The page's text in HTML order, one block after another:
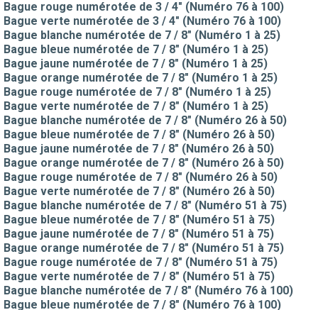
Bague rouge numérotée de 3 / 4" (Numéro 76 à 100)
Bague verte numérotée de 3 / 4" (Numéro 76 à 100)
Bague blanche numérotée de 7 / 8" (Numéro 1 à 25)
Bague bleue numérotée de 7 / 8" (Numéro 1 à 25)
Bague jaune numérotée de 7 / 8" (Numéro 1 à 25)
Bague orange numérotée de 7 / 8" (Numéro 1 à 25)
Bague rouge numérotée de 7 / 8" (Numéro 1 à 25)
Bague verte numérotée de 7 / 8" (Numéro 1 à 25)
Bague blanche numérotée de 7 / 8" (Numéro 26 à 50)
Bague bleue numérotée de 7 / 8" (Numéro 26 à 50)
Bague jaune numérotée de 7 / 8" (Numéro 26 à 50)
Bague orange numérotée de 7 / 8" (Numéro 26 à 50)
Bague rouge numérotée de 7 / 8" (Numéro 26 à 50)
Bague verte numérotée de 7 / 8" (Numéro 26 à 50)
Bague blanche numérotée de 7 / 8" (Numéro 51 à 75)
Bague bleue numérotée de 7 / 8" (Numéro 51 à 75)
Bague jaune numérotée de 7 / 8" (Numéro 51 à 75)
Bague orange numérotée de 7 / 8" (Numéro 51 à 75)
Bague rouge numérotée de 7 / 8" (Numéro 51 à 75)
Bague verte numérotée de 7 / 8" (Numéro 51 à 75)
Bague blanche numérotée de 7 / 8" (Numéro 76 à 100)
Bague bleue numérotée de 7 / 8" (Numéro 76 à 100)